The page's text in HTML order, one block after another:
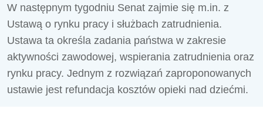
W następnym tygodniu Senat zajmie się m.in. z
Ustawą o rynku pracy i służbach zatrudnienia.
Ustawa ta określa zadania państwa w zakresie
aktywności zawodowej, wspierania zatrudnienia oraz
rynku pracy. Jednym z rozwiązań zaproponowanych
ustawie jest refundacja kosztów opieki nad dziećmi.